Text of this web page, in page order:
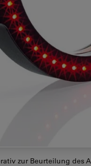
zur Beurteilung des